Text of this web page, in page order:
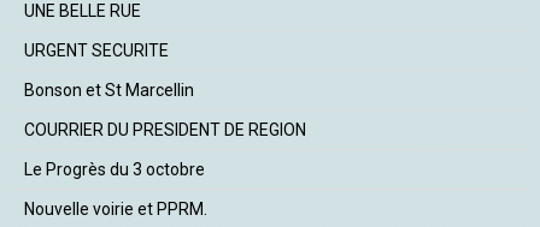
UNE BELLE RUE
URGENT SECURITE
Bonson et St Marcellin
COURRIER DU PRESIDENT DE REGION
Le Progrès du 3 octobre
Nouvelle voirie et PPRM.